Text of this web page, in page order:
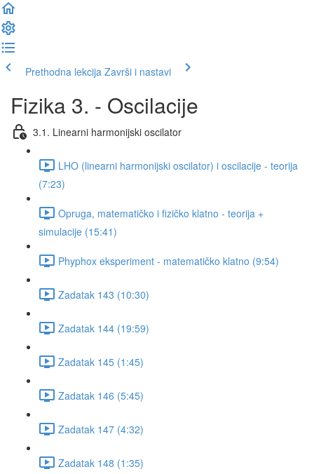
Prethodna lekcija Završi i nastavi
Fizika 3. - Oscilacije
3.1. Linearni harmonijski oscilator
LHO (linearni harmonijski oscilator) i oscilacije - teorija
(7:23)
Opruga, matematičko i fizičko klatno - teorija +
simulacije (15:41)
Phyphox eksperiment - matematičko klatno (9:54)
Zadatak 143 (10:30)
Zadatak 144 (19:59)
Zadatak 145 (1:45)
Zadatak 146 (5:45)
Zadatak 147 (4:32)
Zadatak 148 (1:35)